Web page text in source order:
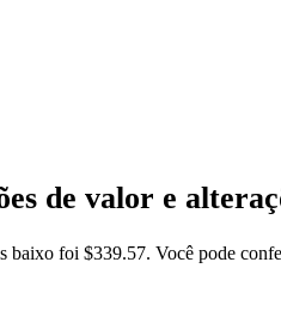
de valor e
foi $339.57. Você pode